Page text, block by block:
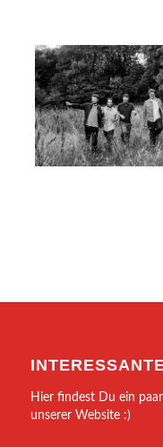
Hier findest Du ein
unserer Website :)